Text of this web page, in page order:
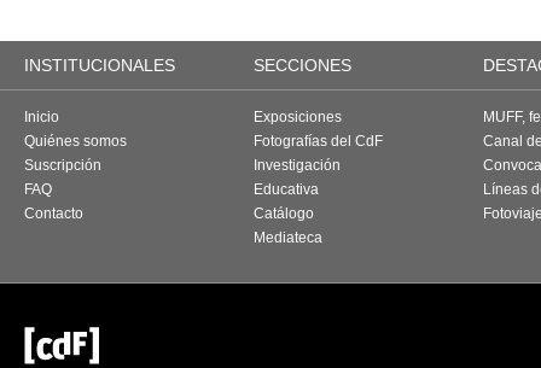
INSTITUCIONALES SECCIONES
Inicio
Quiénes somos
Suscripción
FAQ
Contacto
Exposiciones
Fotografías del CdF
Investigación
Educativa
Catálogo
Mediateca
MUFF,
Canal
Líneas